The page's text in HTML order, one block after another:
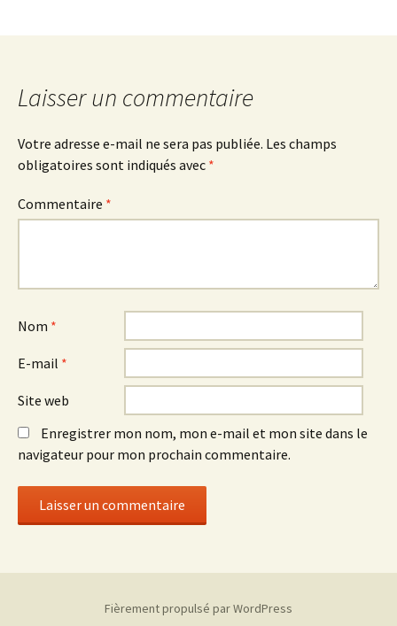
Laisser un commentaire
Votre adresse e-mail ne sera pas publiée. Les champs
obligatoires sont indiqués avec *
Commentaire *
Nom *
E-mail *
Site web
Enregistrer mon nom, mon e-mail et mon site dans le
navigateur pour mon prochain commentaire.
Fièrement propulsé par WordPress